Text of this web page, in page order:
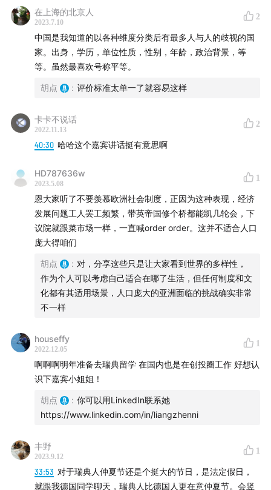
missiles
哈佛商业评论的这篇文章中引用了一张图，甄妮的描述
也为左下角的瑞典增加了一个例证
瑞典人发明的「蓝牙」有专门的官网，解释了蓝牙名字
的来源
维基百科 Lagom 词条
在上海的北京人
2023.7.10
2
中国是我知道的以各种维度分类后有最多人与人的歧视的国
家。出身，学历，单位性质，性别，年龄，政治背景，等
等。虽然最喜欢号称平等。
胡点 : 评价标准太单一了就容易这样
卡卡不说话
2022.11.13
2
40:30 哈哈这个嘉宾讲话挺有意思啊
HD787636w
2023.5.08
1
恩大家听了不要羡慕欧洲社会制度，正因为这种表现，经济
发展问题工人罢工频繁，带英帝国修个桥都能凯几轮会，下
议院就跟菜市场一样，一直喊order order。这并不适合人口
庞大得咱们
胡点 : 对，分享这些只是让大家看到世界的多样性，
作为个人可以考虑自己适合在哪了生活，但任何制度和文
化都有其适用场景，人口庞大的亚洲面临的挑战确实非常
不一样
houseffy
2022.12.05
1
啊啊啊明年准备去瑞典留学 在国内也是在创投圈工作 好想认
识下嘉宾小姐姐！
胡点 : 你可以用LinkedIn联系她
https://www.linkedin.com/in/liangzhenni
丰野
2023.9.12
1
33:53 对于瑞典人仲夏节还是个挺大的节日，是法定假日，
就跟我德国同学聊天，瑞典人比德国人更在意仲夏节。会竖